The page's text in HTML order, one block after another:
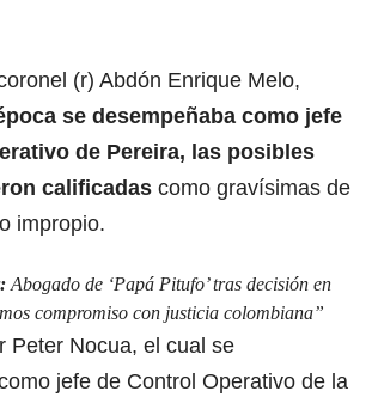
(r) Abdón Enrique Melo,
se desempeñaba como jefe
de Pereira, las posibles
calificadas como gravísimas de
impropio.
Abogado de ‘Papá Pitufo’ tras decisión en
compromiso con justicia colombiana”
Peter Nocua, el cual se
jefe de Control Operativo de la